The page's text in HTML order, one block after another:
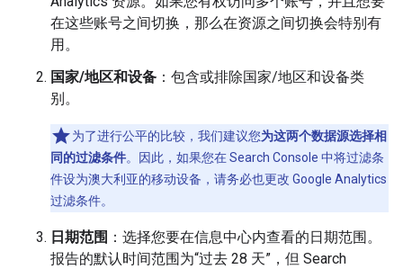
在这些账号之间切换，那么在资源之间切换会特别有
用。
国家/地区和设备 ：包含或排除国家/地区和设备类
别。
为了进行公平的比较，我们建议您为这两个数据源选择相
同的过滤条件。因此，如果您在 Search Console 中将过滤条
件设为澳大利亚的移动设备，请务必也更改 Google Analytics
过滤条件。
日期范围 ：选择您要在信息中心内查看的日期范围。
报告的默认时间范围为“过去 28 天”，但 Search